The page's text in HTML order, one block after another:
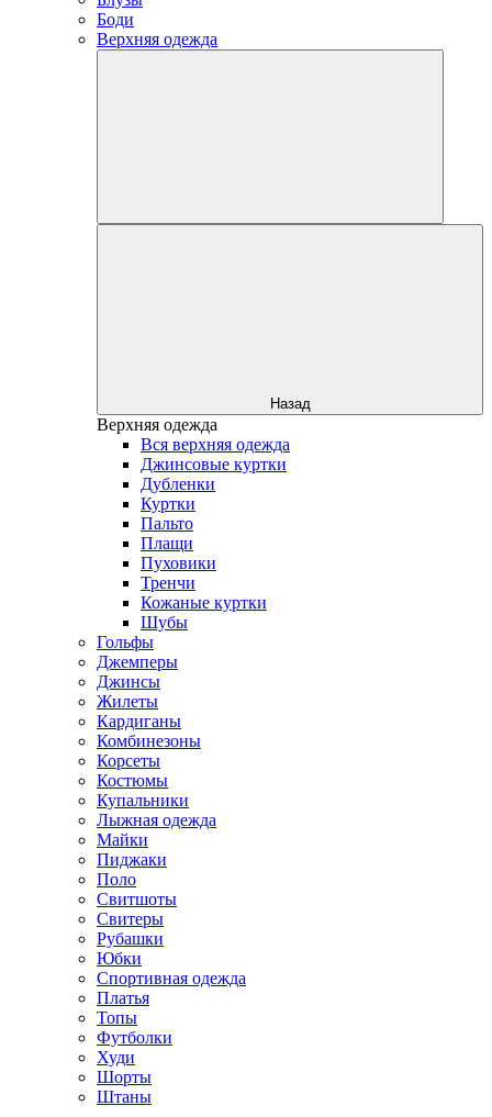
Боди
Верхняя одежда
Назад
Верхняя одежда
Вся верхняя одежда
Джинсовые куртки
Дубленки
Куртки
Пальто
Плащи
Пуховики
Тренчи
Кожаные куртки
Шубы
Гольфы
Джемперы
Джинсы
Жилеты
Кардиганы
Комбинезоны
Корсеты
Костюмы
Купальники
Лыжная одежда
Майки
Пиджаки
Поло
Свитшоты
Свитеры
Рубашки
Юбки
Спортивная одежда
Платья
Топы
Футболки
Худи
Шорты
Штаны